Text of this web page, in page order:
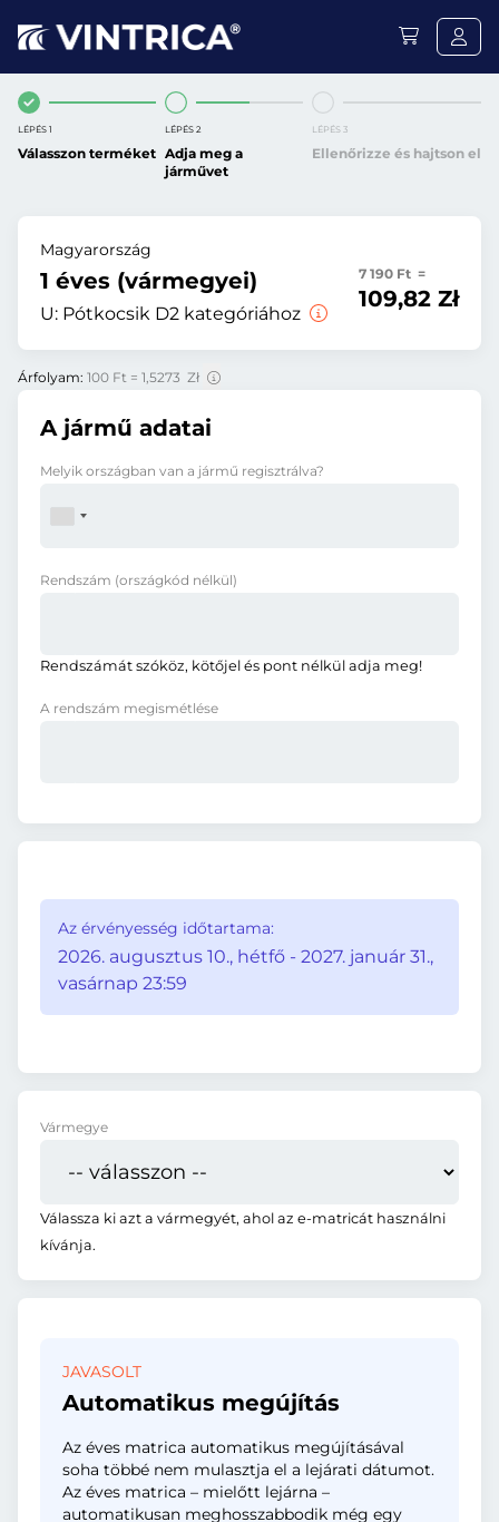
LÉPÉS 1
Válasszon terméket
LÉPÉS 2
Adja meg a
járművet
LÉPÉS 3
Ellenőrizze és hajtson el
Magyarország
1 éves (vármegyei)
U: Pótkocsik D2 kategóriához
7 190 Ft =
109,82 Zł
Árfolyam: 100 Ft = 1,5273 Zł
A jármű adatai
Melyik országban van a jármű regisztrálva?
Rendszám (országkód nélkül)
Rendszámát szóköz, kötőjel és pont nélkül adja meg!
A rendszám megismétlése
Az érvényesség időtartama:
2026. augusztus 10., hétfő - 2027. január 31.,
vasárnap 23:59
Vármegye
Válassza ki azt a vármegyét, ahol az e-matricát használni
kívánja.
JAVASOLT
Automatikus megújítás
Az éves matrica automatikus megújításával
soha többé nem mulasztja el a lejárati dátumot.
Az éves matrica – mielőtt lejárna –
automatikusan meghosszabbodik még egy